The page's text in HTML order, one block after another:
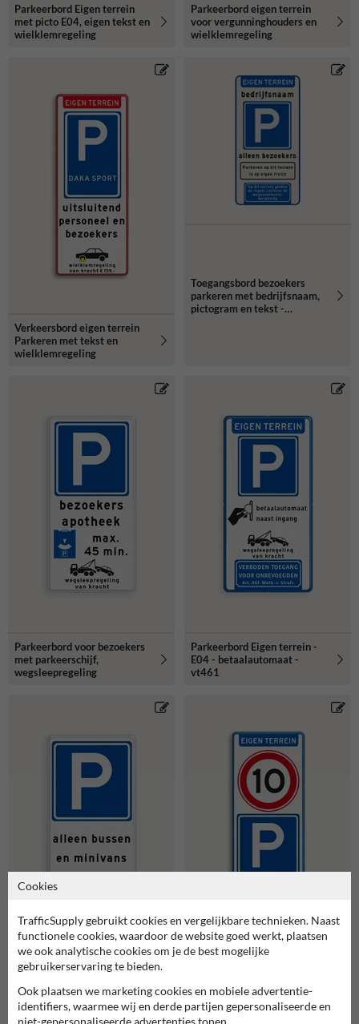
Parkeerbord Eigen terrein
met picto E04, eigen tekst en
wielklemregeling
Parkeerbord eigen terrein
voor vergunninghouders en
wielklemregeling
Verkeersbord eigen terrein
Parkeren met tekst en
wielklemregeling
Toegangsbord bezoekers
parkeren met bedrijfsnaam,
pictogram en tekst -
Parkeerbord voor bezoekers
met parkeerschijf,
wegsleepregeling
Parkeerbord Eigen terrein -
E04 - betaalautomaat -
vt461
Parkeerbord voor bussen en
wegsleepregeling
terrein met snelheid en
parkeerbord
Cookies
TrafficSupply gebruikt cookies en vergelijkbare technieken. Naast
functionele cookies, waardoor de website goed werkt, plaatsen
we ook analytische cookies om je de best mogelijke
gebruikerservaring te bieden.
Ook plaatsen we marketing cookies en mobiele advertentie-
identifiers, waarmee wij en derde partijen gepersonaliseerde en
niet-gepersonaliseerde advertenties tonen